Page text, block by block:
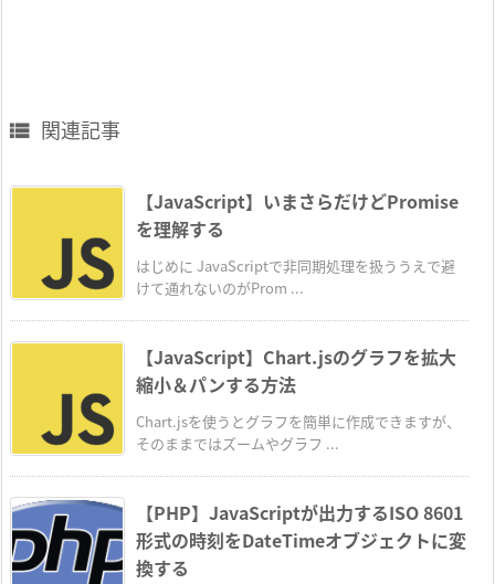
 関連記事
【JavaScript】いまさらだけどPromise
を理解する
はじめに JavaScriptで非同期処理を扱ううえで避
けて通れないのがProm ...
【JavaScript】Chart.jsのグラフを拡大
縮小＆パンする方法
Chart.jsを使うとグラフを簡単に作成できますが、
そのままではズームやグラフ ...
【PHP】JavaScriptが出力するISO 8601
形式の時刻をDateTimeオブジェクトに変
換する